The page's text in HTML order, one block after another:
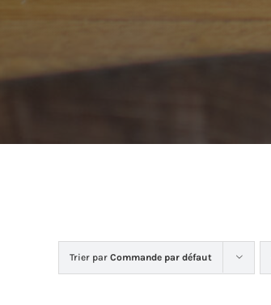
Trier par Commande par défaut